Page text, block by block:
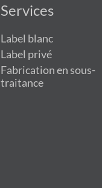
Services
Label blanc
Label privé
Fabrication en sous-
traitance